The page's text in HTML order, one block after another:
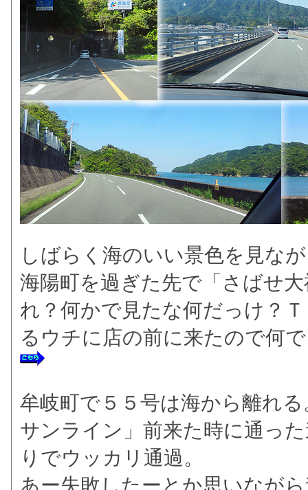
しばらく海のいい景色を見な
海陽町を過ぎた先で「さばせ
れ？何かで見たな何だっけ？
るウチに店の前に来たので何
牟岐町で５５号は海から離れ
サンライン」前来た時に通っ
りでウッカリ通過。
あー失敗したーとか思いなが